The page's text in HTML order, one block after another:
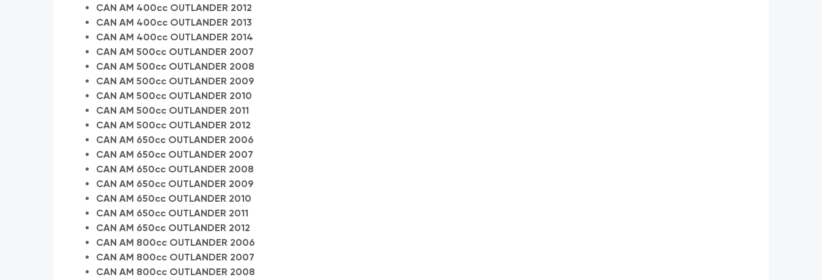
CAN AM 400cc OUTLANDER 2012
CAN AM 400cc OUTLANDER 2013
CAN AM 400cc OUTLANDER 2014
CAN AM 500cc OUTLANDER 2007
CAN AM 500cc OUTLANDER 2008
CAN AM 500cc OUTLANDER 2009
CAN AM 500cc OUTLANDER 2010
CAN AM 500cc OUTLANDER 2011
CAN AM 500cc OUTLANDER 2012
CAN AM 650cc OUTLANDER 2006
CAN AM 650cc OUTLANDER 2007
CAN AM 650cc OUTLANDER 2008
CAN AM 650cc OUTLANDER 2009
CAN AM 650cc OUTLANDER 2010
CAN AM 650cc OUTLANDER 2011
CAN AM 650cc OUTLANDER 2012
CAN AM 800cc OUTLANDER 2006
CAN AM 800cc OUTLANDER 2007
CAN AM 800cc OUTLANDER 2008